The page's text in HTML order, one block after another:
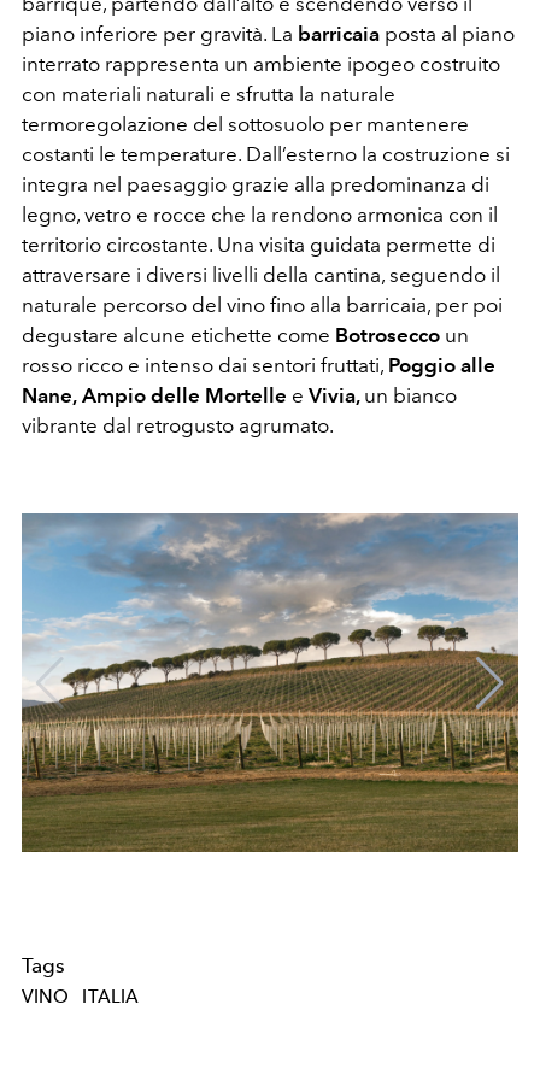
piano inferiore per gravità. La barricaia posta al piano
interrato rappresenta un ambiente ipogeo costruito
con materiali naturali e sfrutta la naturale
termoregolazione del sottosuolo per mantenere
costanti le temperature. Dall’esterno la costruzione si
integra nel paesaggio grazie alla predominanza di
legno, vetro e rocce che la rendono armonica con il
territorio circostante. Una visita guidata permette di
attraversare i diversi livelli della cantina, seguendo il
naturale percorso del vino fino alla barricaia, per poi
degustare alcune etichette come Botrosecco un
rosso ricco e intenso dai sentori fruttati, Poggio alle
Nane, Ampio delle Mortelle e Vivia, un bianco
vibrante dal retrogusto agrumato.
Tags
VINO ITALIA